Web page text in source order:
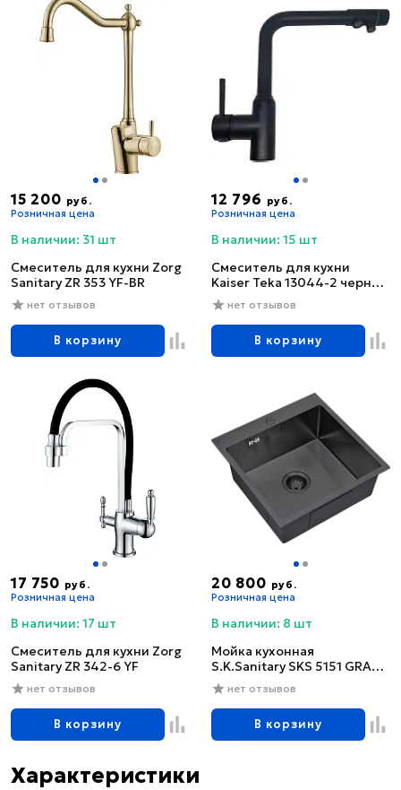
15 200 руб.
Розничная цена
В наличии: 31 шт
Смеситель для кухни Zorg
Sanitary ZR 353 YF-BR
нет отзывов
В корзину
12 796 руб.
Розничная цена
В наличии: 15 шт
Смеситель для кухни
Kaiser Teka 13044-2 черный
глянцевый
нет отзывов
В корзину
17 750 руб.
Розничная цена
В наличии: 17 шт
Смеситель для кухни Zorg
Sanitary ZR 342-6 YF
нет отзывов
В корзину
20 800 руб.
Розничная цена
В наличии: 8 шт
Мойка кухонная
S.K.Sanitary SKS 5151 GRAFIT
с сифоном
нет отзывов
В корзину
Характеристики